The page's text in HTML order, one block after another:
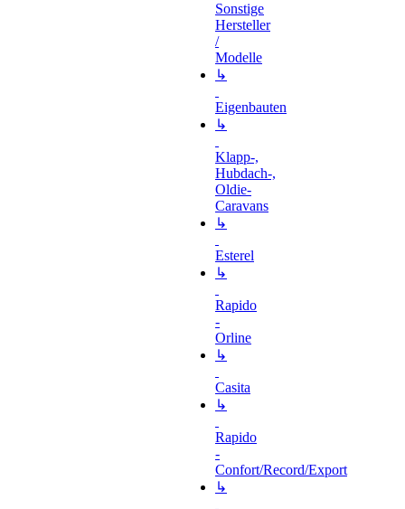
Sonstige
Hersteller
/
Modelle
↳
Eigenbauten
↳
Klapp-,
Hubdach-,
Oldie-
Caravans
↳
Esterel
↳
Rapido
-
Orline
↳
Casita
↳
Rapido
-
Confort/Record/Export
↳